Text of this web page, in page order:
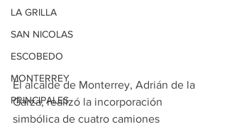
LA GRILLA
SAN NICOLAS
ESCOBEDO
MONTERREY
PRINCIPALES
El alcalde de Monterrey, Adrián de la
Garza, realizó la incorporación
simbólica de cuatro camiones